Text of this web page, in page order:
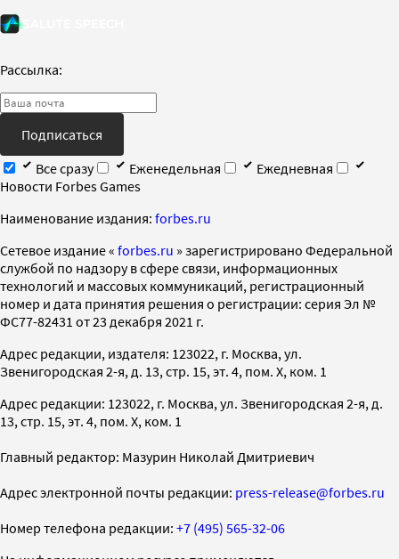
Рассылка:
Подписаться
Все сразу
Еженедельная
Ежедневная
Новости Forbes Games
Наименование издания: forbes.ru
Cетевое издание « forbes.ru » зарегистрировано Федеральной
службой по надзору в сфере связи, информационных
технологий и массовых коммуникаций, регистрационный
номер и дата принятия решения о регистрации: серия Эл №
ФС77-82431 от 23 декабря 2021 г.
Адрес редакции, издателя: 123022, г. Москва, ул.
Звенигородская 2-я, д. 13, стр. 15, эт. 4, пом. X, ком. 1
Адрес редакции: 123022, г. Москва, ул. Звенигородская 2-я, д.
13, стр. 15, эт. 4, пом. X, ком. 1
Главный редактор: Мазурин Николай Дмитриевич
Адрес электронной почты редакции: press-release@forbes.ru
Номер телефона редакции: +7 (495) 565-32-06